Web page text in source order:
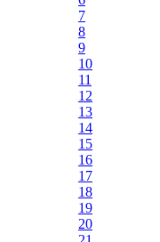
7
8
9
10
11
12
13
14
15
16
17
18
19
20